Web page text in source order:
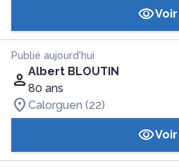
Voir
Publié aujourd'hui
Albert BLOUTIN
80 ans
Calorguen (22)
Voir